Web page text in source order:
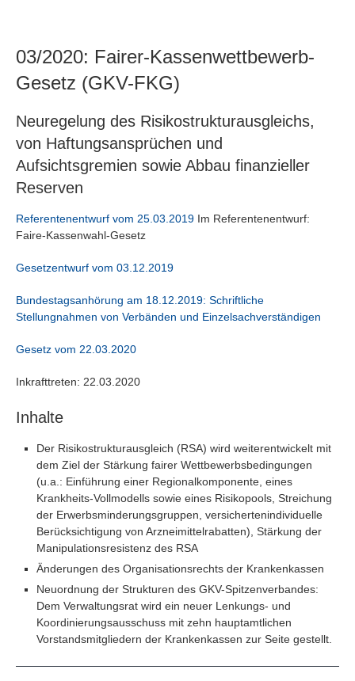
03/2020: Fairer-Kassenwettbewerb-
Gesetz (GKV-FKG)
Neuregelung des Risikostrukturausgleichs,
von Haftungsansprüchen und
Aufsichtsgremien sowie Abbau finanzieller
Reserven
Referentenentwurf vom 25.03.2019 Im Referentenentwurf:
Faire-Kassenwahl-Gesetz
Gesetzentwurf vom 03.12.2019
Bundestagsanhörung am 18.12.2019: Schriftliche
Stellungnahmen von Verbänden und Einzelsachverständigen
Gesetz vom 22.03.2020
Inkrafttreten: 22.03.2020
Inhalte
Der Risikostrukturausgleich (RSA) wird weiterentwickelt mit
dem Ziel der Stärkung fairer Wettbewerbsbedingungen
(u.a.: Einführung einer Regionalkomponente, eines
Krankheits-Vollmodells sowie eines Risikopools, Streichung
der Erwerbsminderungsgruppen, versichertenindividuelle
Berücksichtigung von Arzneimittelrabatten), Stärkung der
Manipulationsresistenz des RSA
Änderungen des Organisationsrechts der Krankenkassen
Neuordnung der Strukturen des GKV-Spitzenverbandes:
Dem Verwaltungsrat wird ein neuer Lenkungs- und
Koordinierungsausschuss mit zehn hauptamtlichen
Vorstandsmitgliedern der Krankenkassen zur Seite gestellt.